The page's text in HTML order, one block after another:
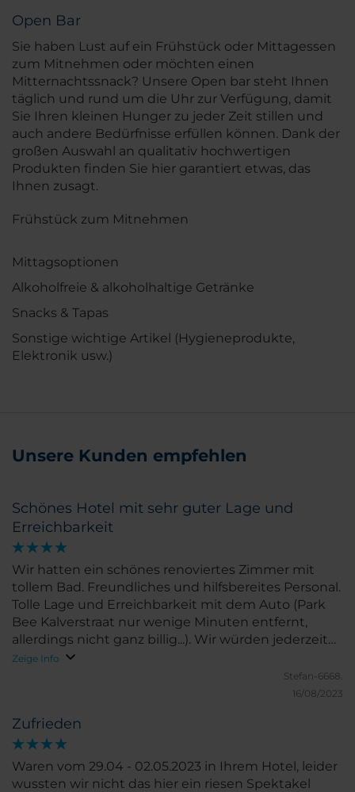
Open Bar
Sie haben Lust auf ein Frühstück oder Mittagessen
zum Mitnehmen oder möchten einen
Mitternachtssnack? Unsere Open bar steht Ihnen
täglich und rund um die Uhr zur Verfügung, damit
Sie Ihren kleinen Hunger zu jeder Zeit stillen und
auch andere Bedürfnisse erfüllen können. Dank der
großen Auswahl an qualitativ hochwertigen
Produkten finden Sie hier garantiert etwas, das
Ihnen zusagt.
Frühstück zum Mitnehmen
Mittagsoptionen
Alkoholfreie & alkoholhaltige Getränke
Snacks & Tapas
Sonstige wichtige Artikel (Hygieneprodukte,
Elektronik usw.)
Unsere Kunden empfehlen
Schönes Hotel mit sehr guter Lage und
Erreichbarkeit
Wir hatten ein schönes renoviertes Zimmer mit
tollem Bad. Freundliches und hilfsbereites Personal.
Tolle Lage und Erreichbarkeit mit dem Auto (Park
Bee Kalverstraat nur wenige Minuten entfernt,
allerdings nicht ganz billig...). Wir würden jederzeit
wieder kommen.
Zeige Info
Stefan-6668.
16/08/2023
Zufrieden
Waren vom 29.04 - 02.05.2023 in Ihrem Hotel, leider
wussten wir nicht das hier ein riesen Spektakel